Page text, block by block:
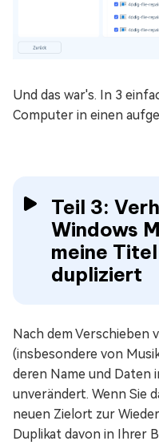
Und das war's. In 3
Computer in einen
Teil 3:
Windows
meine
dupliziert
Nach dem Verschieben
(insbesondere von
deren Name und
unverändert. Wenn Sie
neuen Zielort zur
Duplikat davon in Ihrer